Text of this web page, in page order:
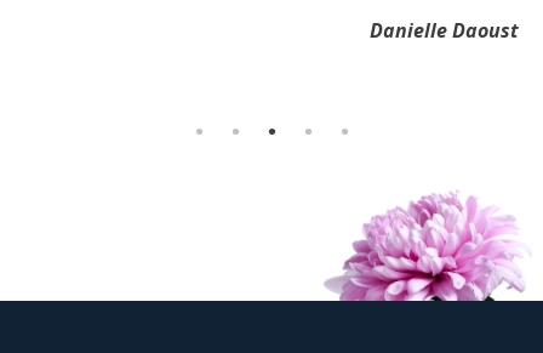
Merci à toutes les personnes présentes. Vous nous avez
Bref ce fut un succès sur toute la ligne grâce à vous tous.
Danielle Daoust